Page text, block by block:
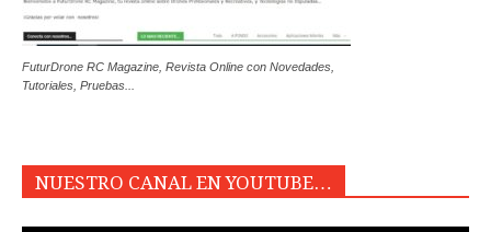
FuturDrone RC Magazine, Revista Online con Novedades,
Tutoriales, Pruebas...
NUESTRO CANAL EN YOUTUBE…